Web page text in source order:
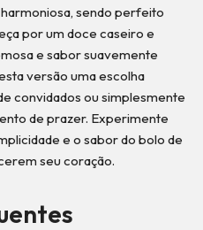
sendo perfeito
por um doce caseiro e
e sabor suavemente
versão uma escolha
convidados ou simplesmente
de prazer. Experimente
e o sabor do bolo de
seu coração.